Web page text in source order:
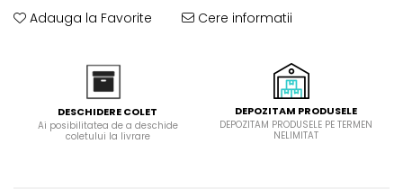
Domino( seturi modulare)
Plite cu hota integrata
Adauga la Favorite Cere informatii
DESCHIDERE COLET
Ai posibilitatea de a deschide
coletului la livrare
DEPOZITAM PRODUSELE
DEPOZITAM PRODUSELE PE TERMEN
NELIMITAT